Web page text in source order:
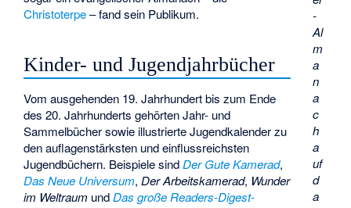
-
Al
m
a
n
a
c
h
a
uf
d
a
Christoterpe– fand sein Publikum.
Kinder- und Jugendjahrbücher
Vom ausgehenden 19. Jahrhundert bis zum Ende
des 20. Jahrhunderts gehörten Jahr- und
Sammelbücher sowie illustrierte Jugendkalender zu
den auflagenstärksten und einflussreichsten
Jugendbüchern. Beispiele sindDer Gute Kamerad,
Das Neue Universum,Der Arbeitskamerad, Wunder
im Weltraum undDas große Readers-Digest-